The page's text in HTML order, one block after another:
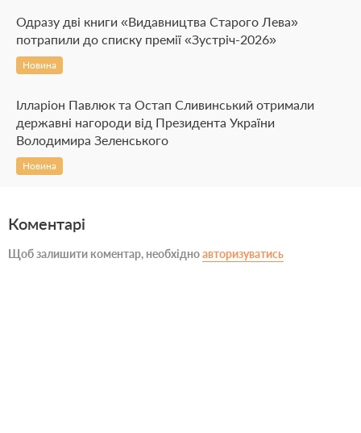
Одразу дві книги «Видавництва Старого Лева»
потрапили до списку премії «Зустріч-2026»
Новина
Ілларіон Павлюк та Остап Сливинський отримали
державні нагороди від Президента України
Володимира Зеленського
Новина
Коментарі
Щоб залишити коментар, необхідноавторизуватись